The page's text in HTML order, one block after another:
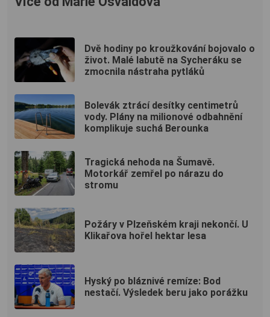
Dvě hodiny po kroužkování bojovalo o
život. Malé labutě na Sycheráku se
zmocnila nástraha pytláků
Bolevák ztrácí desítky centimetrů
vody. Plány na milionové odbahnění
komplikuje suchá Berounka
Tragická nehoda na Šumavě.
Motorkář zemřel po nárazu do
stromu
Požáry v Plzeňském kraji nekončí. U
Klikařova hořel hektar lesa
Hyský po bláznivé remíze: Bod
nestačí. Výsledek beru jako porážku